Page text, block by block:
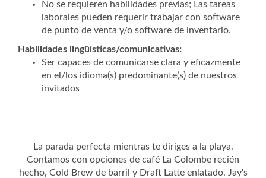
No se requieren habilidades previas; Las tareas
laborales pueden requerir trabajar con software
de punto de venta y/o software de inventario.
Habilidades lingüísticas/comunicativas:
Ser capaces de comunicarse clara y eficazmente
en el/los idioma(s) predominante(s) de nuestros
invitados
La parada perfecta mientras te diriges a la playa.
Contamos con opciones de café La Colombe recién
hecho, Cold Brew de barril y Draft Latte enlatado. Jay's